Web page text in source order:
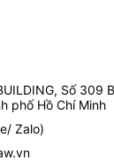
Số 309
phố Hồ Chí Minh
Zalo)